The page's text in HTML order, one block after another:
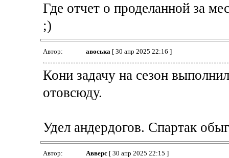
Где отчет о проделанной за
;)
Автор: авоська[ 30 апр 2025 22:16 ]
Кони задачу на сезон
отовсюду.
Удел андердогов. Спартак
Автор: Авверс[ 30 апр 2025 22:15 ]